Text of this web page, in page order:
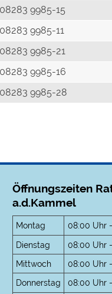
08283 9985-15
08283 9985-11
08283 9985-21
08283 9985-16
08283 9985-28
Öffnungszeiten
a.d.Kammel
Montag 08:00 Uhr
Dienstag
08:00 Uhr
Mittwoch
08:00 Uhr
Donnerstag
08:00 Uhr